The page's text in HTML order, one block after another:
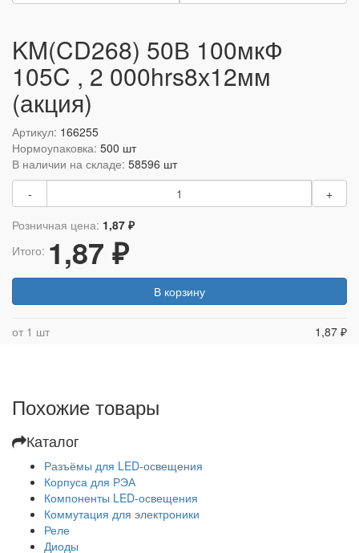
KM(CD268) 50В 100мкФ
105C , 2 000hrs8х12мм
(акция)
Артикул: 166255
Нормоупаковка: 500 шт
В наличии на складе: 58596 шт
-
+
Розничная цена: 1,87 ₽
Итого: 1,87 ₽
В корзину
от 1 шт 1,87 ₽
Похожие товары
Каталог
Разъёмы для LED-освещения
Корпуса для РЭА
Компоненты LED-освещения
Коммутация для электроники
Реле
Диоды